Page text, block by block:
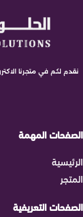
نقدم لكم في متجرنا
الصفحات المهمة
الرئيسية
المتجر
الصفحات التعريفية